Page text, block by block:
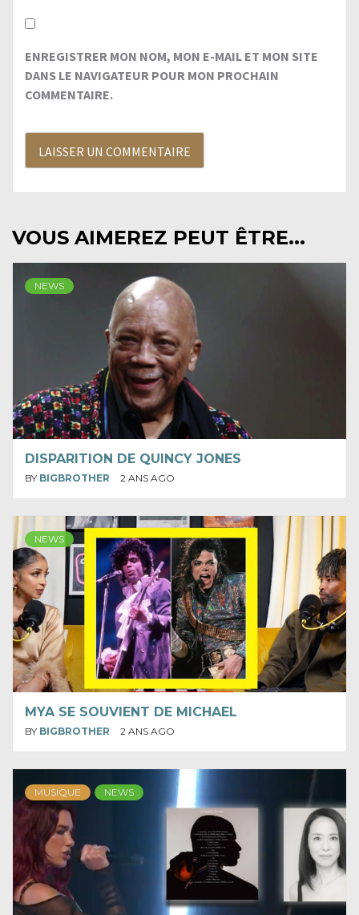
ENREGISTRER MON NOM, MON E-MAIL ET MON SITE
DANS LE NAVIGATEUR POUR MON PROCHAIN
COMMENTAIRE.
VOUS AIMEREZ PEUT ÊTRE...
NEWS
DISPARITION DE QUINCY JONES
BY BIGBROTHER 2 ANS AGO
NEWS
MYA SE SOUVIENT DE MICHAEL
BY BIGBROTHER 2 ANS AGO
MUSIQUE NEWS